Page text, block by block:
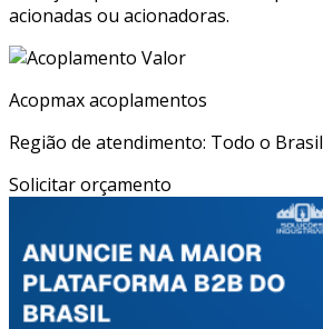
acionadas ou acionadoras.
Acopmax acoplamentos
Região de atendimento: Todo o Brasil
Solicitar orçamento